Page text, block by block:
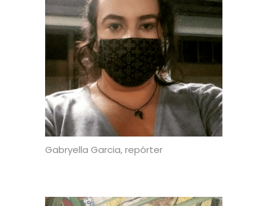
Gabryella Garcia, repórter